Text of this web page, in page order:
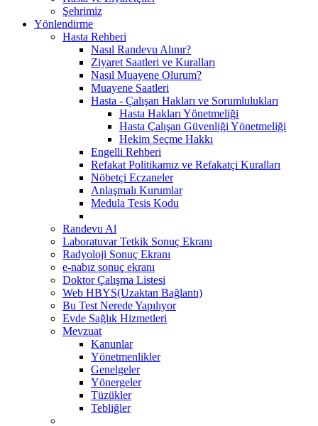
Şehrimiz
Yönlendirme
Hasta Rehberi
Nasıl Randevu Alınır?
Ziyaret Saatleri ve Kuralları
Nasıl Muayene Olurum?
Muayene Saatleri
Hasta - Çalışan Hakları ve Sorumlulukları
Hasta Hakları Yönetmeliği
Hasta Çalışan Güvenliği Yönetmeliği
Hekim Seçme Hakkı
Engelli Rehberi
Refakat Politikamız ve Refakatçi Kuralları
Nöbetçi Eczaneler
Anlaşmalı Kurumlar
Medula Tesis Kodu
Randevu Al
Laboratuvar Tetkik Sonuç Ekranı
Radyoloji Sonuç Ekranı
e-nabız sonuç ekranı
Doktor Çalışma Listesi
Web HBYS(Uzaktan Bağlantı)
Bu Test Nerede Yapılıyor
Evde Sağlık Hizmetleri
Mevzuat
Kanunlar
Yönetmenlikler
Genelgeler
Yönergeler
Tüzükler
Tebliğler